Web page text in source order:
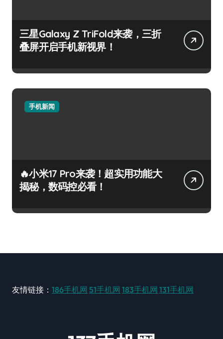
三星Galaxy Z TriFold来袭，三折
叠屏开启手机新视界！
手机新闻
🔥小米17 Pro来袭！超实用功能大
揭秘，数码控必看！
友情链接： 186手机网 51手机网 183手机网 131手机网